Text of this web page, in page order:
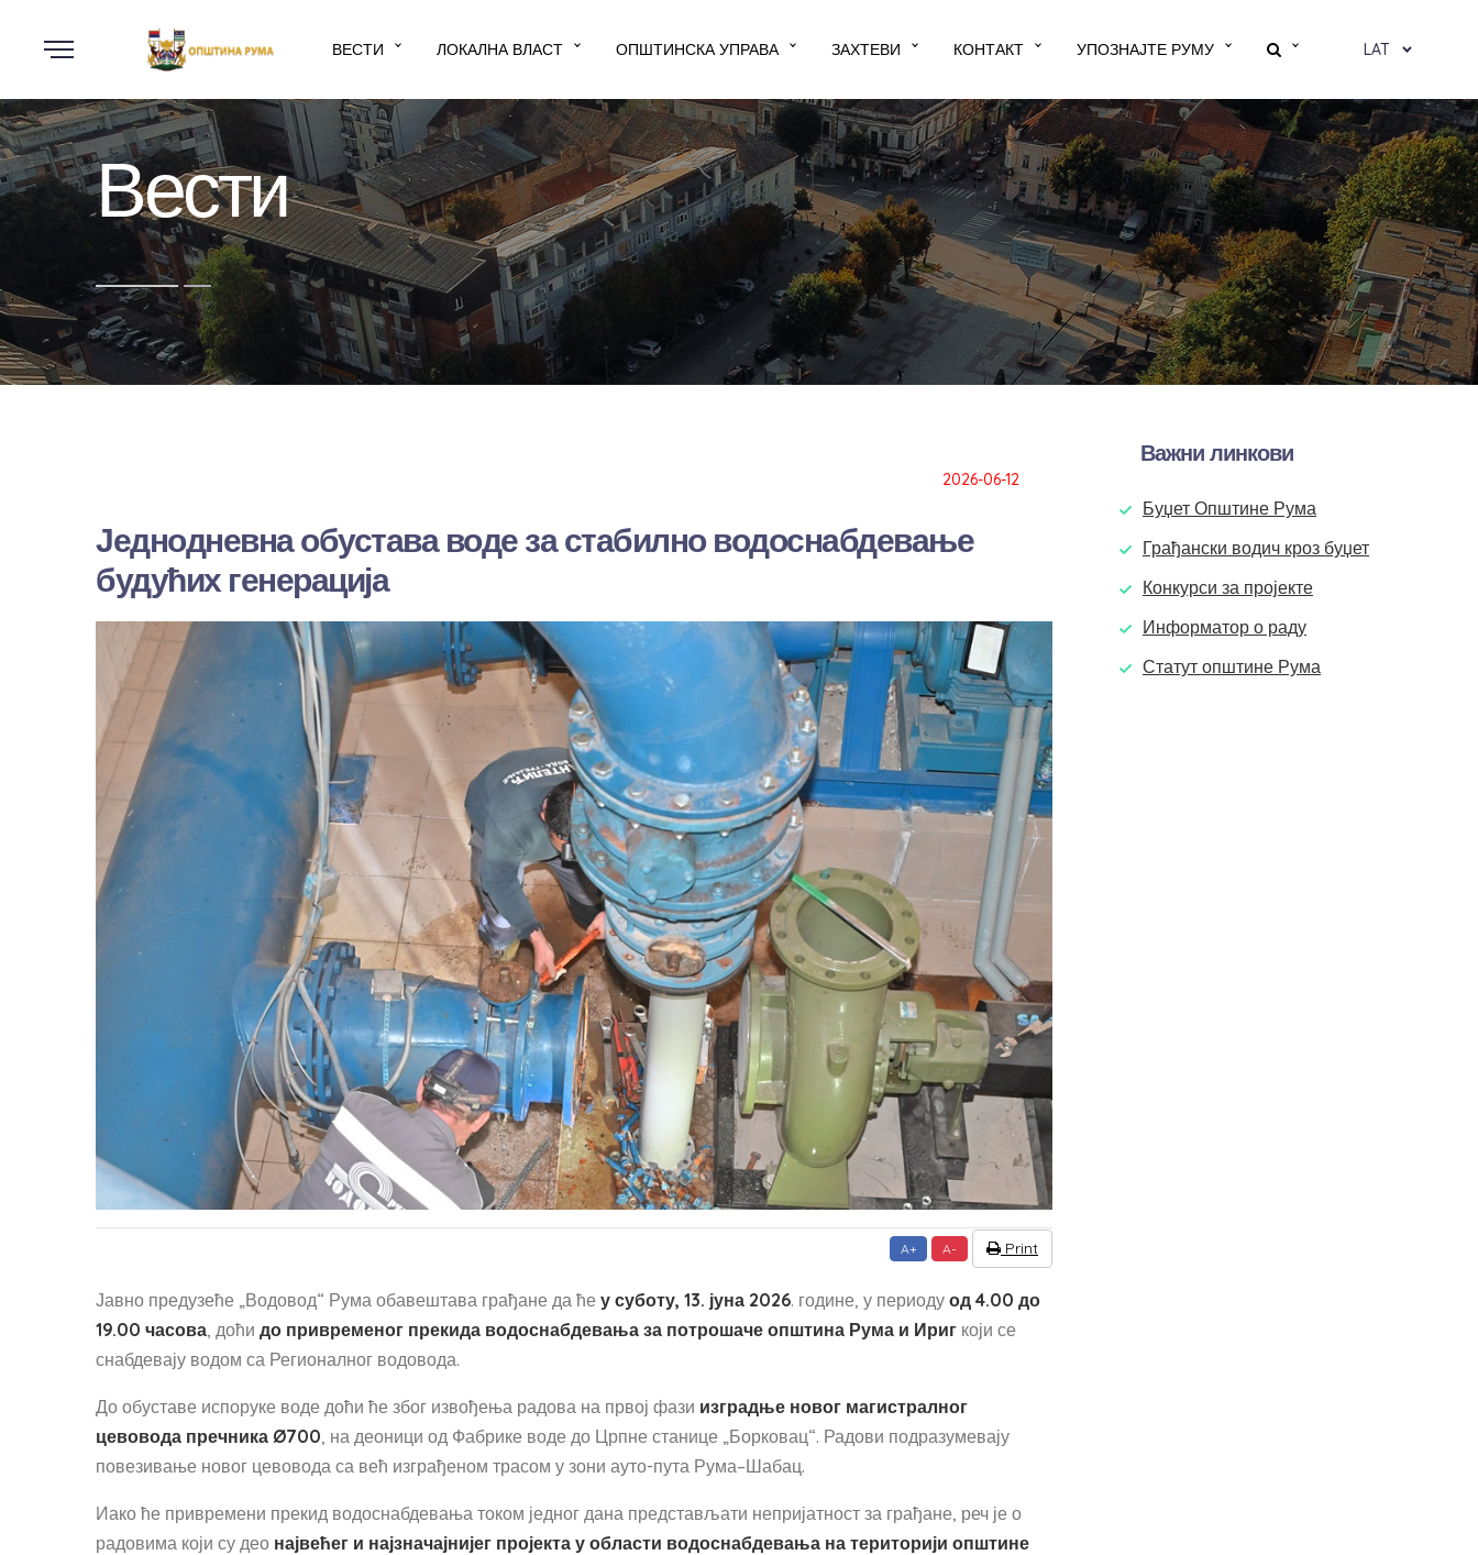
ВЕСТИ ЛОКАЛНА ВЛАСТ ОПШТИНСКА УПРАВА ЗАХТЕВИ КОНТАКТ УПОЗНАЈТЕ РУМУ LAT
Вести
2026-06-12
Једнодневна обустава воде за стабилно водоснабдевање
будућих генерација
A+ A- Print
Јавно предузеће „Водовод“ Рума обавештава грађане да ће у суботу, 13. јуна 2026. године, у периоду од 4.00 до
19.00 часова, доћи до привременог прекида водоснабдевања за потрошаче општина Рума и Ириг који се
снабдевају водом са Регионалног водовода.
До обуставе испоруке воде доћи ће због извођења радова на првој фази изградње новог магистралног
цевовода пречника Ø700, на деоници од Фабрике воде до Црпне станице „Борковац“. Радови подразумевају
повезивање новог цевовода са већ изграђеном трасом у зони ауто-пута Рума–Шабац.
Иако ће привремени прекид водоснабдевања током једног дана представљати непријатност за грађане, реч је о
радовима који су део највећег и најзначајнијег пројекта у области водоснабдевања на територији општине
Важни линкови
Буџет Општине Рума
Грађански водич кроз буџет
Конкурси за пројекте
Информатор о раду
Статут општине Рума